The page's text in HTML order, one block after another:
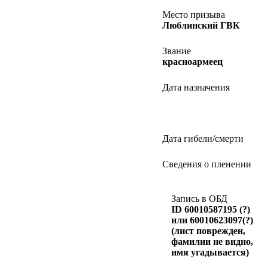
Место призыва
Люблинский ГВК
Звание
красноармеец
Дата назначения
Дата гибели/смерти
Сведения о пленении
Запись в ОБД
ID 60010587195 (?)
или 60010623097(?)
(лист поврежден,
фамилии не видно,
имя угадывается)